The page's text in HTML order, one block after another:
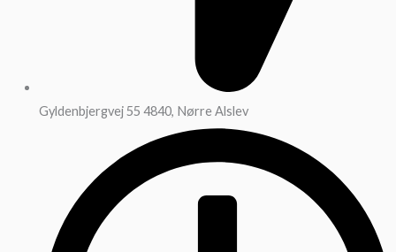
Gyldenbjergvej 55 4840, Nørre Alslev